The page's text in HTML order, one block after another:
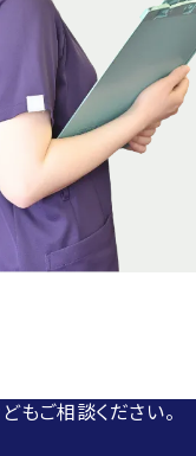
もご相談ください。